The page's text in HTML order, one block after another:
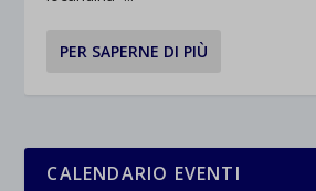
PER SAPERNE DI PIÙ
CALENDARIO EVENTI